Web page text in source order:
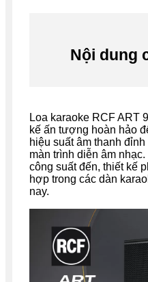
Nội dung
Loa karaoke RCF ART
kế ấn tượng hoàn hảo
hiệu suất âm thanh
màn trình diễn âm
công suất đến, thiết kế
hợp trong các dàn
nay.